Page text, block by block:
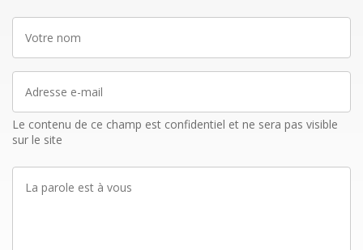
nom
mail
Le contenu de ce champ est confidentiel et ne sera pas visible
sur le site
parole